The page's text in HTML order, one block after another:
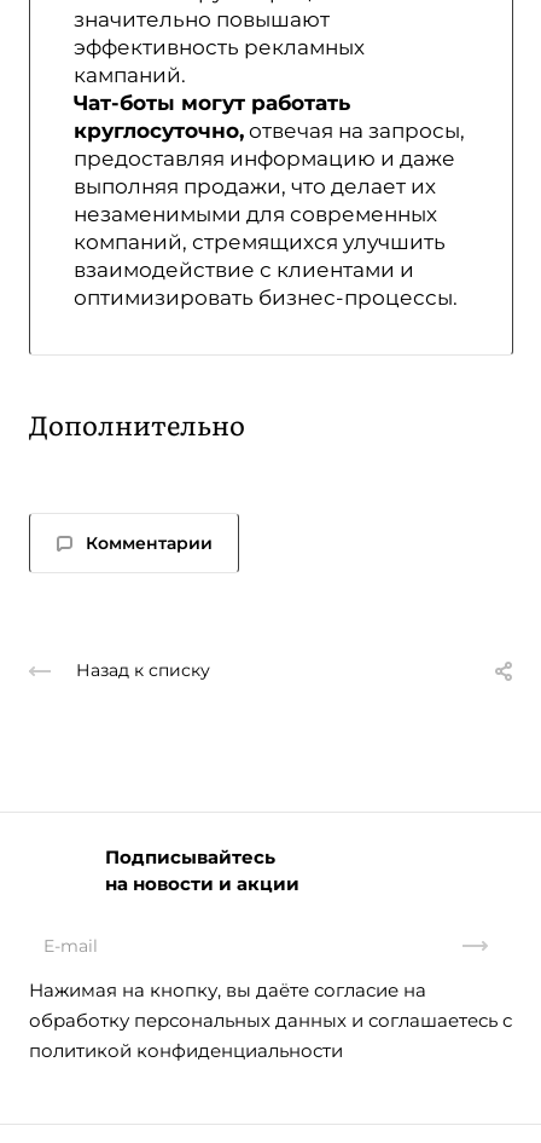
значительно повышают
эффективность рекламных
кампаний.
Чат-боты могут работать
круглосуточно,отвечая на запросы,
предоставляя информацию и даже
выполняя продажи, что делает их
незаменимыми для современных
компаний, стремящихся улучшить
взаимодействие с клиентами и
оптимизировать бизнес-процессы.
Дополнительно
Комментарии
Назад к списку
Подписывайтесь
на новости и акции
Нажимая на кнопку, вы даёте согласие на
обработку персональных данных и соглашаетесь с
политикой конфиденциальности